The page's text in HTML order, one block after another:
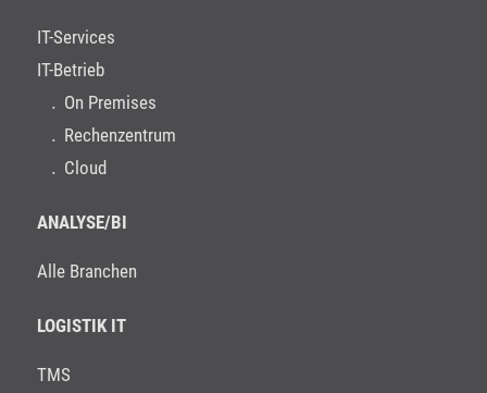
IT-Services
IT-Betrieb
On Premises
Rechenzentrum
Cloud
ANALYSE/BI
Alle Branchen
LOGISTIK IT
TMS